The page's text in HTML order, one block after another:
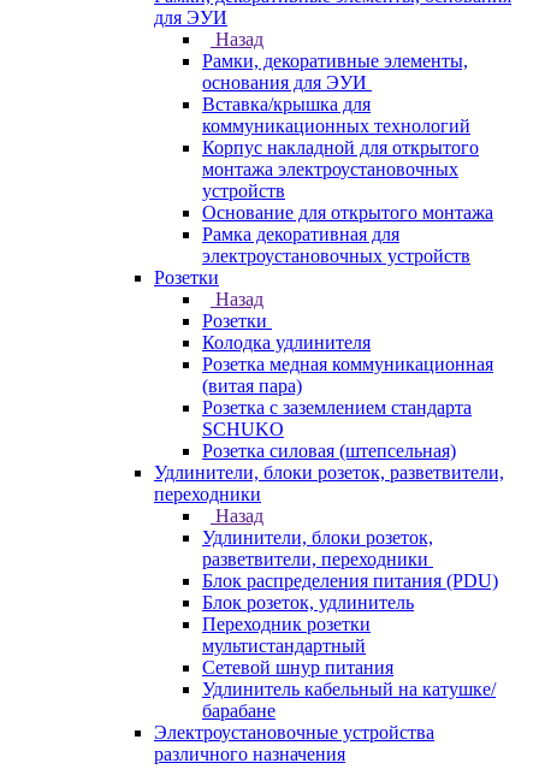
для ЭУИ
Назад
Рамки, декоративные элементы,
основания для ЭУИ
Вставка/крышка для
коммуникационных технологий
Корпус накладной для открытого
монтажа электроустановочных
устройств
Основание для открытого монтажа
Рамка декоративная для
электроустановочных устройств
Розетки
Назад
Розетки
Колодка удлинителя
Розетка медная коммуникационная
(витая пара)
Розетка с заземлением стандарта
SCHUKO
Розетка силовая (штепсельная)
Удлинители, блоки розеток, разветвители,
переходники
Назад
Удлинители, блоки розеток,
разветвители, переходники
Блок распределения питания (PDU)
Блок розеток, удлинитель
Переходник розетки
мультистандартный
Сетевой шнур питания
Удлинитель кабельный на катушке/
барабане
Электроустановочные устройства
различного назначения